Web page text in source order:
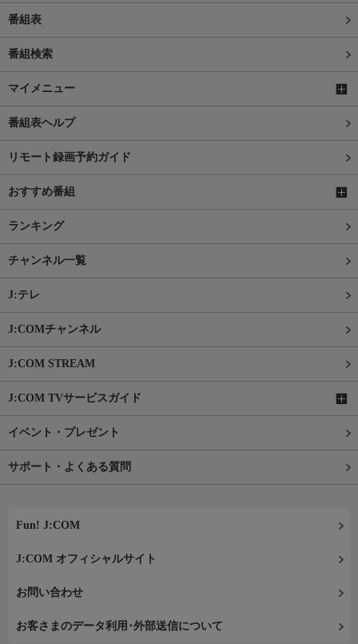
番組表
番組検索
マイメニュー
番組表ヘルプ
リモート録画予約ガイド
おすすめ番組
ランキング
チャンネル一覧
J:テレ
J:COMチャンネル
J:COM STREAM
J:COM TVサービスガイド
イベント・プレゼント
サポート・よくある質問
Fun! J:COM
J:COM オフィシャルサイト
お問い合わせ
お客さまのデータ利用･外部送信について